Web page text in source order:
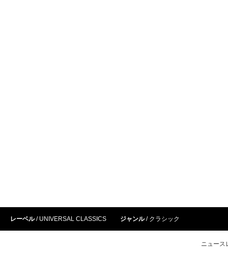
レーベル UNIVERSAL CLASSICS ジャンル クラシック
ニュース